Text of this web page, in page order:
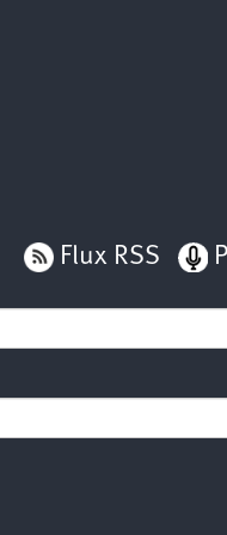
Flux RSS